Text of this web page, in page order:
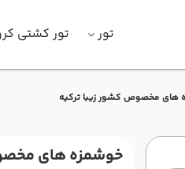
تور تور کشتی
های مخصوص کشور زیبا ترکیه
خوشمزه های